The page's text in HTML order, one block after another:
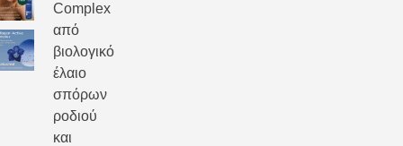
Complex
από
βιολογικό
έλαιο
σπόρων
ροδιού
και